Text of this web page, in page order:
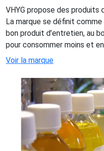
VHYG propose des produits
La marque se définit
bon produit d’entretien, au
pour consommer moins et
Voir la marque